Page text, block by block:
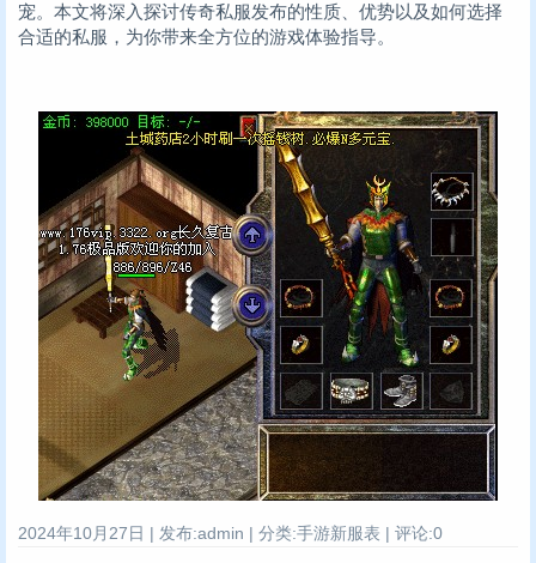
宠。本文将深入探讨传奇私服发布的性质、优势以及如何选择
合适的私服，为你带来全方位的游戏体验指导。
2024年10月27日 | 发布:admin | 分类:手游新服表 | 评论:0